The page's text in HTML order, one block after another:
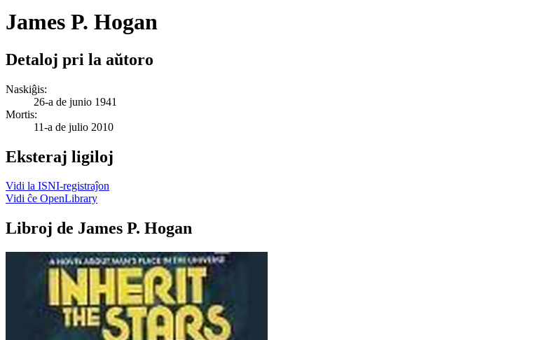
James P. Hogan
Detaloj pri la aŭtoro
Naskiĝis:
26-a de junio 1941
Mortis:
11-a de julio 2010
Eksteraj ligiloj
Vidi la ISNI-registraĵon
Vidi ĉe OpenLibrary
Libroj de James P. Hogan